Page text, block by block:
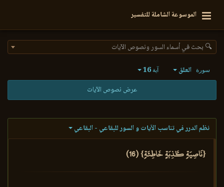
الموسوعة الشاملة للتفسير
🔍 بحث في أسماء السور ونصوص الآيات
سورة العلق آية16
عرض نصوص الآيات
نظم الدرر في تناسب الآيات و السور للبقاعي - البقاعي
{نَاصِيَةٖ كَٰذِبَةٍ خَاطِئَةٖ} (16)